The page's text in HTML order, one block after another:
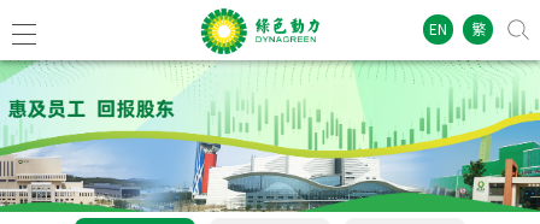
EN 繁